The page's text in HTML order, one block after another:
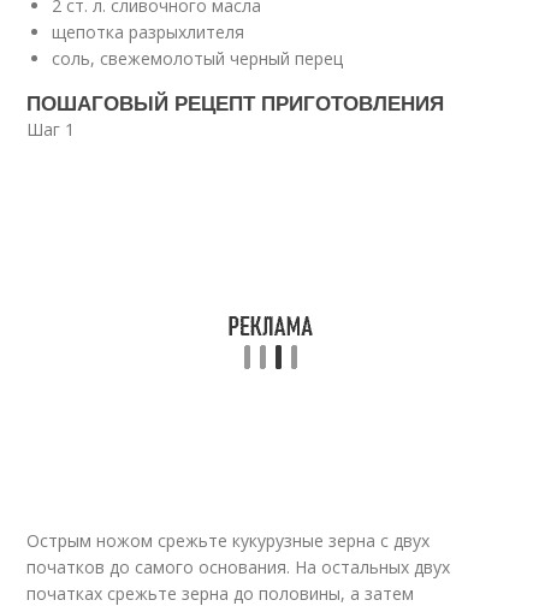
2 ст. л. сливочного масла
щепотка разрыхлителя
соль, свежемолотый черный перец
ПОШАГОВЫЙ РЕЦЕПТ ПРИГОТОВЛЕНИЯ
Шаг 1
Острым ножом срежьте кукурузные зерна с двух
початков до самого основания. На остальных двух
початках срежьте зерна до половины, а затем